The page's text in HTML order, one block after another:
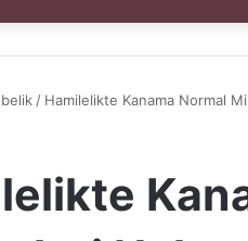
/ Hamilelikte Kanama Normal